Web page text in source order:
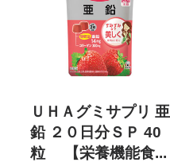
ＵＨＡグミサプリ 亜
鉛 ２０日分ＳＰ 40
粒 【栄養機能食...